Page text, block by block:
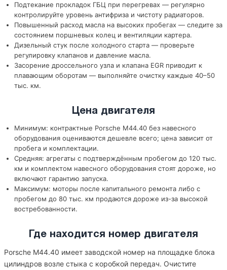
Подтекание прокладок ГБЦ при перегревах — регулярно
контролируйте уровень антифриза и чистоту радиаторов.
Повышенный расход масла на высоких пробегах — следите за
состоянием поршневых колец и вентиляции картера.
Дизельный стук после холодного старта — проверьте
регулировку клапанов и давление масла.
Засорение дроссельного узла и клапана EGR приводит к
плавающим оборотам — выполняйте очистку каждые 40–50
тыс. км.
Цена двигателя
Минимум: контрактные Porsche M44.40 без навесного
оборудования оцениваются дешевле всего; цена зависит от
пробега и комплектации.
Средняя: агрегаты с подтверждённым пробегом до 120 тыс.
км и комплектом навесного оборудования стоят дороже, но
включают гарантию запуска.
Максимум: моторы после капитального ремонта либо с
пробегом до 80 тыс. км продаются дороже из-за высокой
востребованности.
Где находится номер двигателя
Porsche M44.40 имеет заводской номер на площадке блока
цилиндров возле стыка с коробкой передач. Очистите